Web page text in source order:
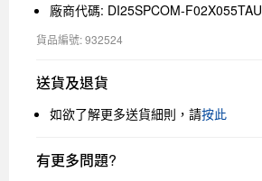
廠商代碼: DI25SPCOM-F02X055TAU
貨品編號: 932524
送貨及退貨
如欲了解更多送貨細則，請按此
有更多問題?